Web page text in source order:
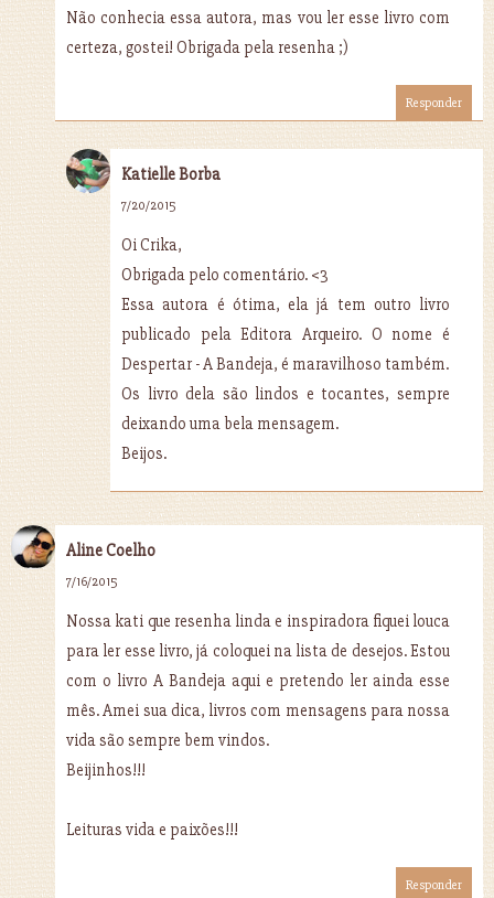
Não conhecia essa autora, mas vou ler esse livro com
certeza, gostei! Obrigada pela resenha ;)
Responder
Katielle Borba
7/20/2015
Oi Crika,
Obrigada pelo comentário. <3
Essa autora é ótima, ela já tem outro livro
publicado pela Editora Arqueiro. O nome é
Despertar - A Bandeja, é maravilhoso também.
Os livro dela são lindos e tocantes, sempre
deixando uma bela mensagem.
Beijos.
Aline Coelho
7/16/2015
Nossa kati que resenha linda e inspiradora fiquei louca
para ler esse livro, já coloquei na lista de desejos. Estou
com o livro A Bandeja aqui e pretendo ler ainda esse
mês. Amei sua dica, livros com mensagens para nossa
vida são sempre bem vindos.
Beijinhos!!!
Leituras vida e paixões!!!
Responder